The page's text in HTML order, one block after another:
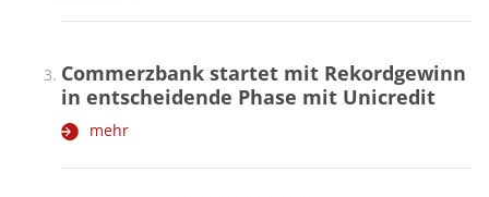
Commerzbank startet mit Rekordgewinn
in entscheidende Phase mit Unicredit
mehr